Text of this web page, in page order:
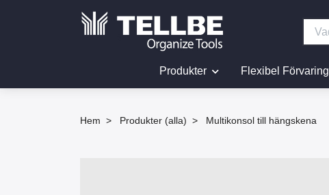
Produkter Flexibel Förvaring
Hem Produkter (alla) Multikonsol till hängskena